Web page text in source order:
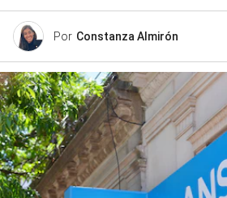
Por Constanza Almirón